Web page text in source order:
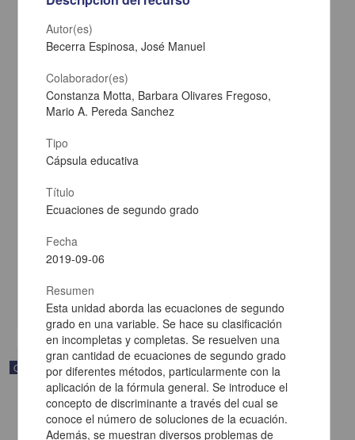
Álgebra y modelado de funciones
Abierta y Educación a Distancia, UNAM; Dirección General de la
Escuela Nacional Preparatoria, UNAM
2019-09-06
Objeto de aprendizaje
Autor(es)
Becerra Espinosa, José Manuel
Colaborador(es)
Constanza Motta, Barbara Olivares Fregoso,
Mario A. Pereda Sanchez
Tipo
Cápsula educativa
Título
Ecuaciones de segundo grado
Fecha
2019-09-06
Resumen
Esta unidad aborda las ecuaciones de segundo
grado en una variable. Se hace su clasificación
en incompletas y completas. Se resuelven una
gran cantidad de ecuaciones de segundo grado
por diferentes métodos, particularmente con la
aplicación de la fórmula general. Se introduce el
concepto de discriminante a través del cual se
conoce el número de soluciones de la ecuación.
Además, se muestran diversos problemas de